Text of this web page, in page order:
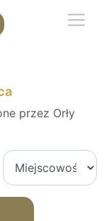
przez Orły